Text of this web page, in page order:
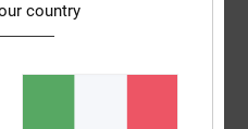
Materiale
country